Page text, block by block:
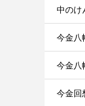
中のけ
今金八
今金八
今金回